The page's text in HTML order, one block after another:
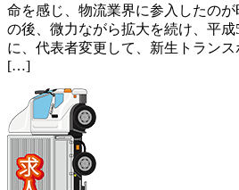
命を感じ、物流業界に参入したの
の後、微力ながら拡大を続け、平
に、代表者変更して、新生トラン
[…]